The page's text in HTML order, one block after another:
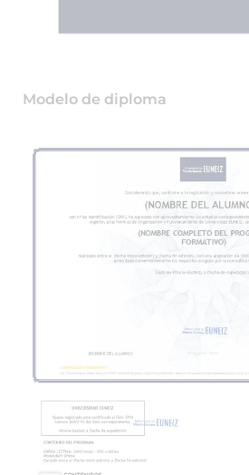
Modelo de diploma